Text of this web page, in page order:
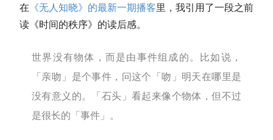
在 《无人知晓》的最新一期播客里，我引用了一段之前
读《时间的秩序》的读后感。
世界没有物体，而是由事件组成的。比如说，
「亲吻」是个事件，问这个「吻」明天在哪里是
没有意义的。「石头」看起来像个物体，但不过
是很长的「事件」。